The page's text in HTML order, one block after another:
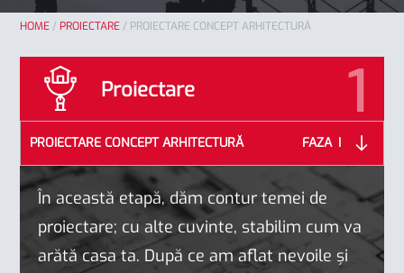
HOME / PROIECTARE / PROIECTARE CONCEPT ARHITECTURĂ
Proiectare
FAZA
PROIECTARE CONCEPT ARHITECTURĂ
În această etapă, dăm contur temei de
proiectare; cu alte cuvinte, stabilim cum va
arătă casa ta. După ce am aflat nevoile și